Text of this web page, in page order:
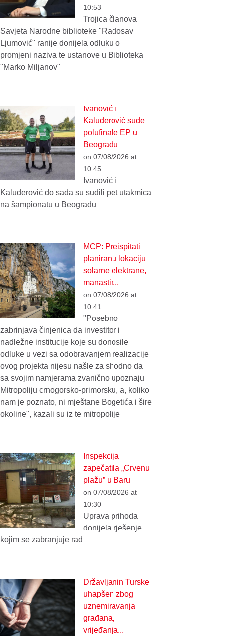
10:53
Trojica članova
Savjeta Narodne biblioteke "Radosav
Ljumović" ranije donijela odluku o
promjeni naziva te ustanove u Biblioteka
"Marko Miljanov"
Ivanović i
Kaluđerović sude
polufinale EP u
Beogradu
on 07/08/2026 at
10:45
Ivanović i
Kaluđerović do sada su sudili pet utakmica
na šampionatu u Beogradu
MCP: Preispitati
planiranu lokaciju
solarne elektrane,
manastir...
on 07/08/2026 at
10:41
"Posebno
zabrinjava činjenica da investitor i
nadležne institucije koje su donosile
odluke u vezi sa odobravanjem realizacije
ovog projekta nijesu našle za shodno da
sa svojim namjerama zvanično upoznaju
Mitropoliju crnogorsko-primorsku, a, koliko
nam je poznato, ni mještane Bogetića i šire
okoline", kazali su iz te mitropolije
Inspekcija
zapečatila „Crvenu
plažu” u Baru
on 07/08/2026 at
10:30
Uprava prihoda
donijela rješenje
kojim se zabranjuje rad
Državljanin Turske
uhapšen zbog
uznemiravanja
građana,
vrijeđanja...